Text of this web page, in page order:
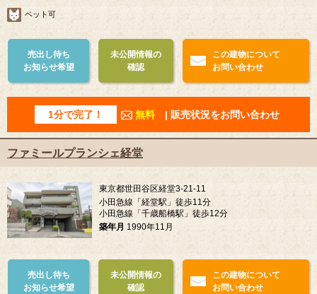
ペット可
売出し待ち
お知らせ希望
未公開情報の
確認
この建物について
お問い合わせ
1分で完了！ 無料 | 販売状況をお問い合わせ
ファミールプランシェ経堂
東京都世田谷区経堂3-21-11
小田急線「経堂駅」徒歩11分
小田急線「千歳船橋駅」徒歩12分
築年月 1990年11月
売出し待ち
お知らせ希望
未公開情報の
確認
この建物について
お問い合わせ